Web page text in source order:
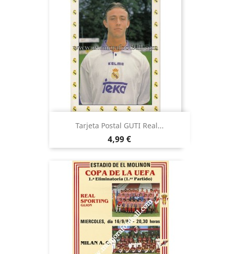
Tarjeta Postal GUTI Real...
Precio
4,99 €